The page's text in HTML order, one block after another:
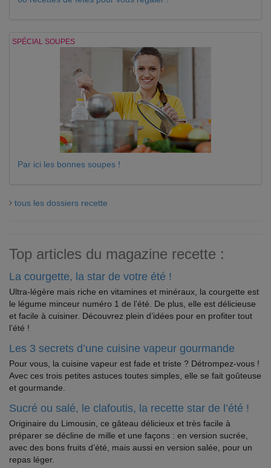
SPÉCIAL SOUPES
Par ici les bonnes soupes !
tous les dossiers recette
Top articles du magazine recette :
La courgette, la star de votre été !
Ultra-légère mais riche en vitamines et minéraux, la courgette est
le légume minceur numéro 1 de l’été. De plus, elle est délicieuse
et facile à cuisiner. Découvrez plein d’idées pour en profiter tout
l’été !
Les 3 secrets d’une cuisine vapeur gourmande
Pour vous, la cuisine vapeur est fade et triste ? Détrompez-vous !
Avec ces trois petites astuces toutes simples, elle se fait goûteuse
et gourmande.
Sucré ou salé, le clafoutis, la recette star de l’été !
Originaire du Limousin, ce gâteau délicieux et très facile à
préparer se décline de mille et une façons : en version sucrée,
avec des bons fruits d’été, mais aussi en version salée, pour un
repas léger.